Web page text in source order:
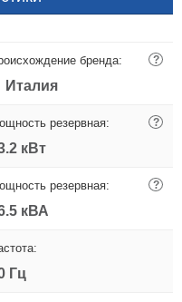
бренда: ?
Италия
резервная: ?
кВт
резервная: ?
кВА
Гц